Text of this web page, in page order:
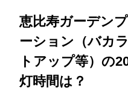
恵比寿ガーデン
ーション（バカ
トアップ等）の
灯時間は？